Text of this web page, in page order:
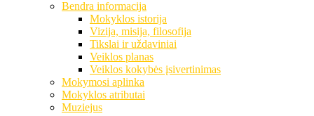
Bendra informacija
Mokyklos istorija
Vizija, misija, filosofija
Tikslai ir uždaviniai
Veiklos planas
Veiklos kokybės įsivertinimas
Mokymosi aplinka
Mokyklos atributai
Muziejus